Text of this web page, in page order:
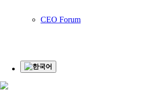
CEO Forum
한국어
kebutuhan wajib bagi para pelaku
yang dijalankan dan seberapa
sehingga bisa maju berkembang.